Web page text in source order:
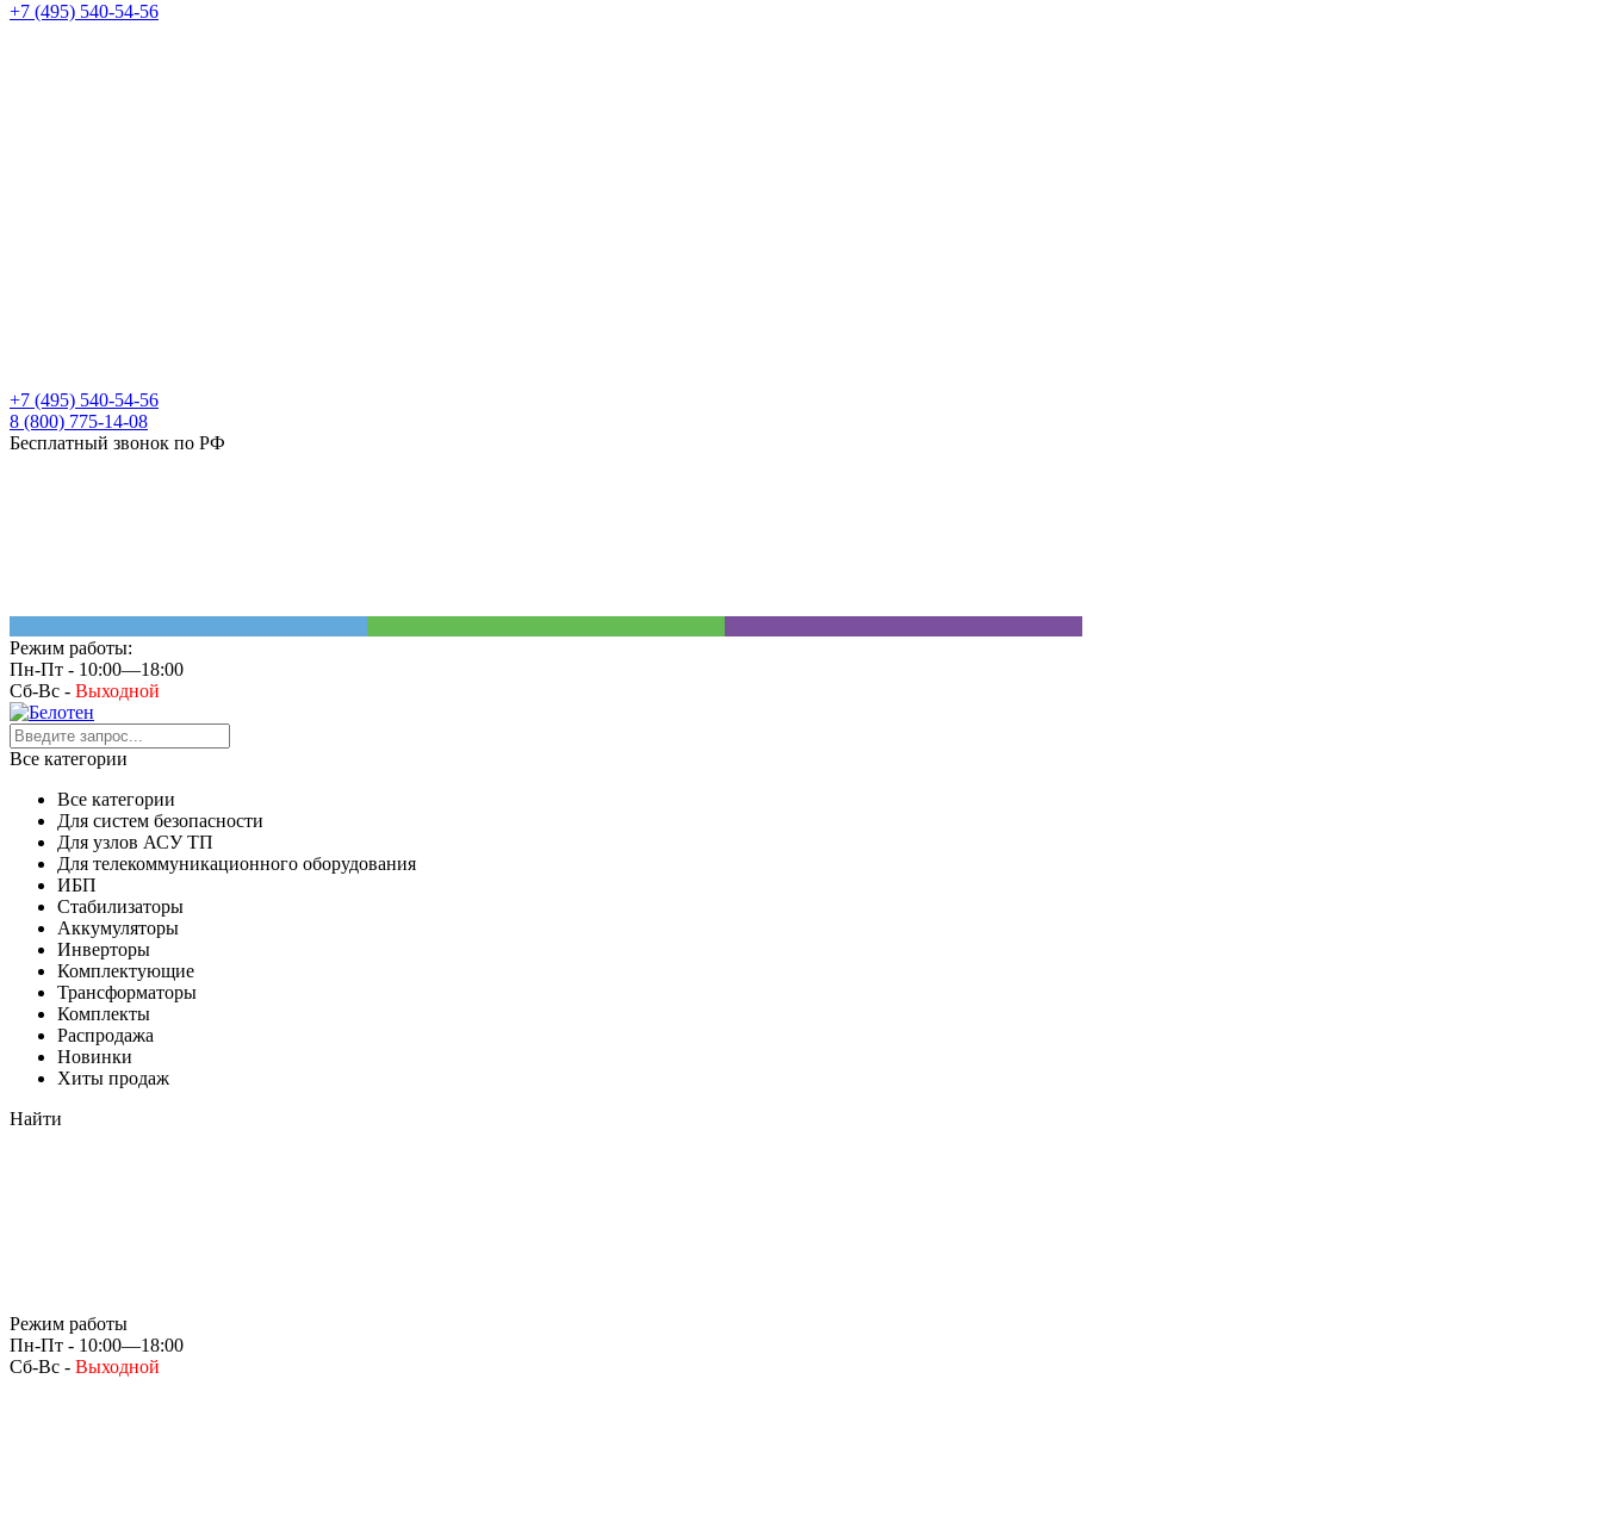
+7 (495) 540-54-56
+7 (495) 540-54-56
8 (800) 775-14-08
Бесплатный звонок по РФ
Режим работы:
Пн-Пт - 10:00—18:00
Сб-Вс - Выходной
Все категории
Все категории
Для систем безопасности
Для узлов АСУ ТП
Для телекоммуникационного оборудования
ИБП
Стабилизаторы
Аккумуляторы
Инверторы
Комплектующие
Трансформаторы
Комплекты
Распродажа
Новинки
Хиты продаж
Найти
Режим работы
Пн-Пт - 10:00—18:00
Сб-Вс - Выходной